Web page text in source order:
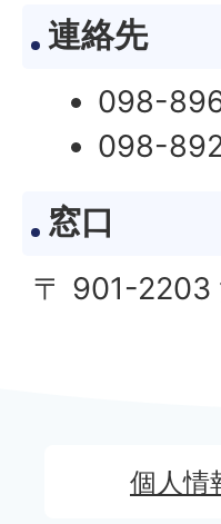
連絡先
098-
098-
窓口
〒 901-2203
個人情